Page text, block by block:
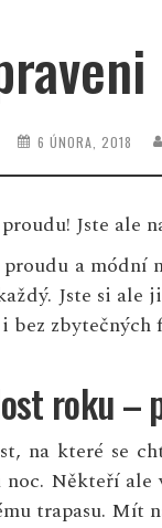
6 ÚNORA, 2018
Jste ale
proudu a
Jste si
zbytečných
roku –
na které se
Někteří
trapasu. Mít